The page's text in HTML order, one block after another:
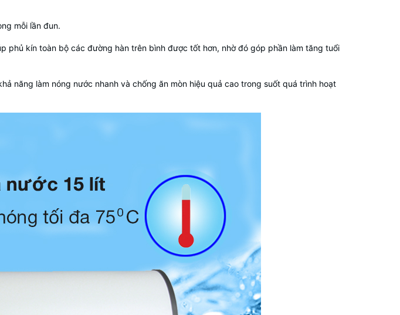
mỗi lần đun.
phủ kín toàn bộ các đường hàn trên bình được tốt hơn, nhờ đó góp phần làm tăng tuổi
năng làm nóng nước nhanh và chống ăn mòn hiệu quả cao trong suốt quá trình hoạt